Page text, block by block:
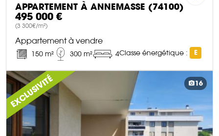
APPARTEMENT À ANNEMASSE (74100)
495 000 €
(3 300€/m²)
Appartement à vendre
150 m² 300 m² 4Classe énergétique : E
DÉCOUVRIR CE BIEN
EXCLUSIVITÉ 16